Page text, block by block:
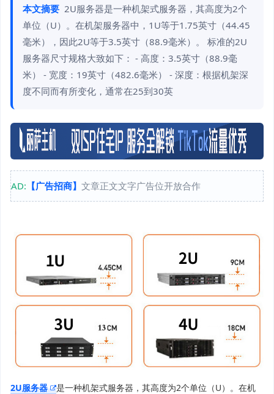
本文摘要 2U服务器是一种机架式服务器，其高度为2个
单位（U）。在机架服务器中，1U等于1.75英寸（44.45
毫米），因此2U等于3.5英寸（88.9毫米）。 标准的2U
服务器尺寸规格大致如下： - 高度：3.5英寸（88.9毫
米） - 宽度：19英寸（482.6毫米） - 深度：根据机架深
度不同而有所变化，通常在25到30英
AD: 【广告招商】 文章正文文字广告位开放合作
2U服务器
是一种机架式服务器，其高度为2个单位（U）。在机